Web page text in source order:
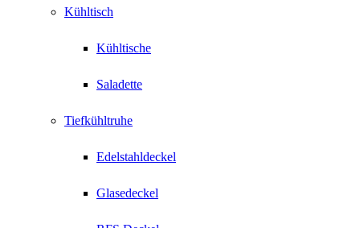
Kühltisch
Kühltische
Saladette
Tiefkühltruhe
Edelstahldeckel
Glasedeckel